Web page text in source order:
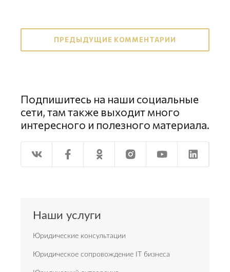
ПРЕДЫДУЩИЕ КОММЕНТАРИИ
Подпишитесь на наши социальные
сети, там также выходит много
интересного и полезного материала.
Наши услуги
Юридические консультации
Юридическое сопровождение IT бизнеса